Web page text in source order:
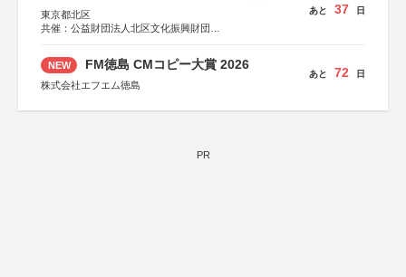
東京都北区
共催：公益財団法人北区文化振興財団
協賛：株式会社実業之日本社
あと 37 日
NEW FM徳島 CMコピー大賞 2026
株式会社エフエム徳島
あと 72 日
PR